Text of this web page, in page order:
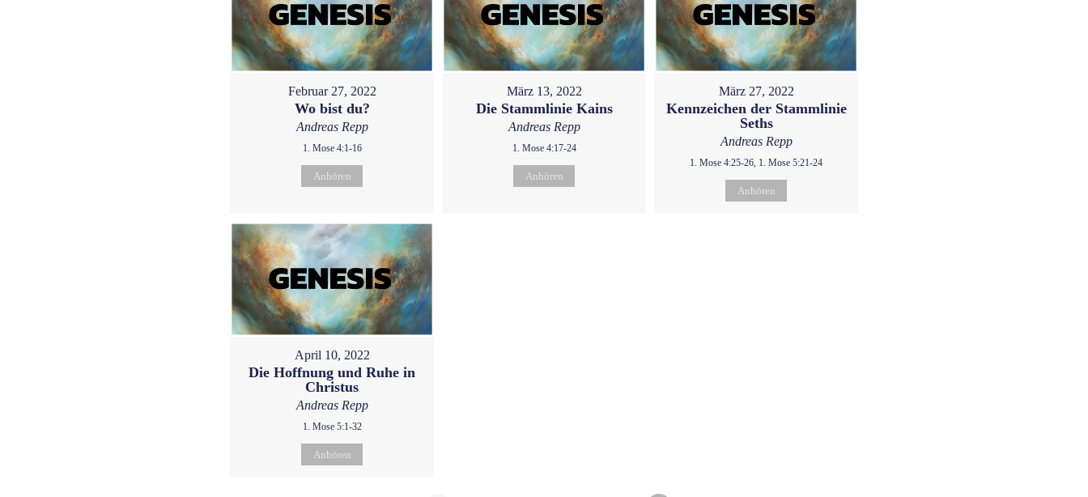
Februar 27, 2022
Wo bist du?
Andreas Repp
1. Mose 4:1-16
Anhören
März 13, 2022
Die Stammlinie Kains
Andreas Repp
1. Mose 4:17-24
Anhören
März 27, 2022
Kennzeichen der Stammlinie
Seths
Andreas Repp
1. Mose 4:25-26, 1. Mose 5:21-24
Anhören
April 10, 2022
Die Hoffnung und Ruhe in
Christus
Andreas Repp
1. Mose 5:1-32
Anhören